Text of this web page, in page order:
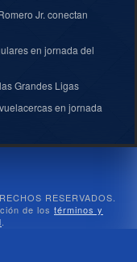
Jr. conectan
en jornada del
Grandes Ligas
en jornada
RESERVADOS.
de los términos y